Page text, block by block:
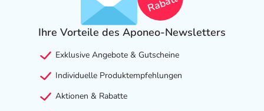
Ihre Vorteile des Aponeo-Newsletters
Exklusive Angebote & Gutscheine
Individuelle Produktempfehlungen
Aktionen & Rabatte